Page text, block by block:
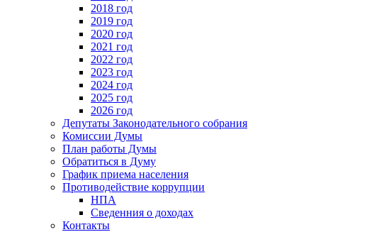
2018 год
2019 год
2020 год
2021 год
2022 год
2023 год
2024 год
2025 год
2026 год
Депутаты Законодательного собрания
Комиссии Думы
План работы Думы
Обратиться в Думу
График приема населения
Противодействие коррупции
НПА
Сведенния о доходах
Контакты